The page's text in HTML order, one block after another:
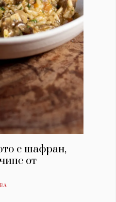
с шафран,
от